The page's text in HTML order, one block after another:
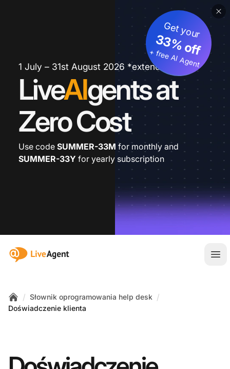
1 July – 31st August 2026 *extended
LiveAIgents at
Zero Cost
Get your
33% off
+ free AI Agent
Use code SUMMER-33M for monthly and
SUMMER-33Y for yearly subscription
:site.title
Home
/ Słownik oprogramowania help desk /
Doświadczenie klienta